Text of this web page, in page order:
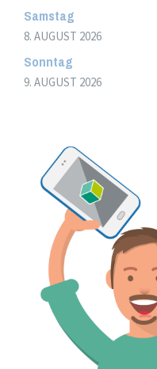
Samstag
8. AUGUST 2026
Sonntag
9. AUGUST 2026